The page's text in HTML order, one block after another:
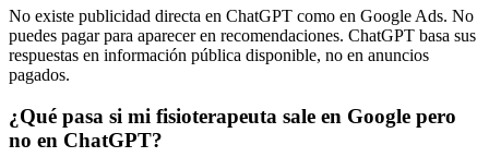
No existe publicidad directa en ChatGPT como en Google Ads. No
puedes pagar para aparecer en recomendaciones. ChatGPT basa sus
respuestas en información pública disponible, no en anuncios
pagados.
¿Qué pasa si mi fisioterapeuta sale en Google pero
no en ChatGPT?